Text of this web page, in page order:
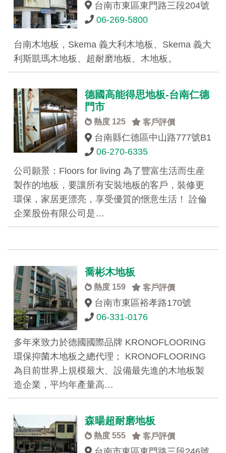
台南市東區東門路三段204號
06-269-5800
台南木地板，Skema 義大利木地板、Skema 義大
利斯凱瑪木地板、超耐磨地板、木地板。
德國高能得思地板-台南仁德
門市
熱度 125 客戶評價
台南縣仁德區中山路777號B1
06-270-6335
公司願景：Floors for living 為了豐富生活而生産
製作的地板，要讓所有安裝地板的客戶，裝修更
環保，家居更漂亮，享受優質的愜意生活！ 詮倫
企業股份有限公司是…
喬彬木地板
熱度 159 客戶評價
台南市東區裕孝路170號
06-331-0176
多年來致力於德國國際品牌 KRONOFLOORING
環保抑菌木地板之總代理； KRONOFLOORING
為目前世界上規模最大、設備最先進的木地板製
造企業，平均年產量高…
森暘超耐磨地板
熱度 555 客戶評價